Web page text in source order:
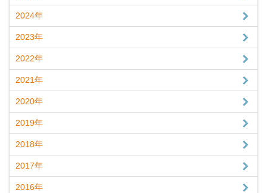
2024年
2023年
2022年
2021年
2020年
2019年
2018年
2017年
2016年